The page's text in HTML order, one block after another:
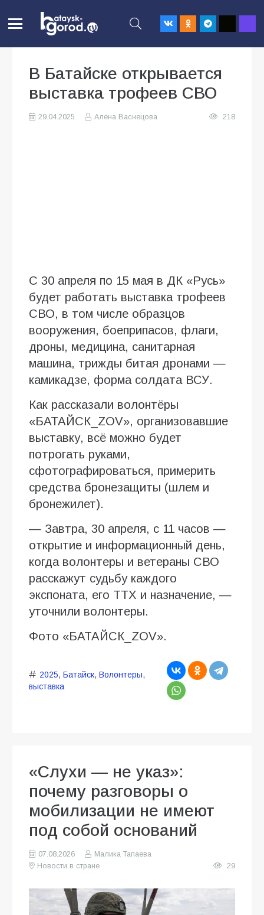
В Батайске открывается
выставка трофеев СВО
29.04.2025 Алена Васнецова 218
С 30 апреля по 15 мая в ДК «Русь»
будет работать выставка трофеев
СВО, в том числе образцов
вооружения, боеприпасов, флаги,
дроны, медицина, санитарная
машина, трижды битая дронами —
камикадзе, форма солдата ВСУ.
Как рассказали волонтёры
«БАТАЙСК_ZOV», организовавшие
выставку, всё можно будет
потрогать руками,
сфотографироваться, примерить
средства бронезащиты (шлем и
бронежилет).
— Завтра, 30 апреля, с 11 часов —
открытие и информационный день,
когда волонтеры и ветераны СВО
расскажут судьбу каждого
экспоната, его ТТХ и назначение, —
уточнили волонтеры.
Фото «БАТАЙСК_ZOV».
2025, Батайск, Волонтеры,
выставка
«Слухи — не указ»:
почему разговоры о
мобилизации не имеют
под собой оснований
07.08.2026
Малика Тапаева
Новости в стране
29